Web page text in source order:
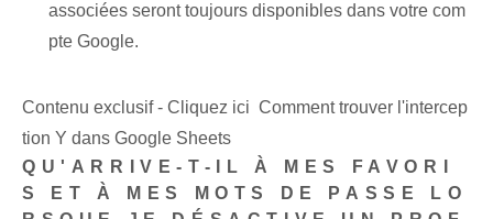
associées seront toujours disponibles dans votre com
pte Google.
Contenu exclusif - Cliquez ici Comment trouver l'intercep
tion Y dans Google Sheets
QU'ARRIVE-T-IL À MES FAVORI
S ET À MES MOTS DE PASSE LO